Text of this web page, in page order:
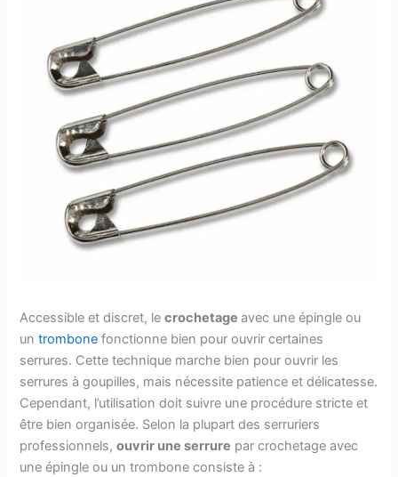
Accessible et discret, lecrochetageavec une épingle ou
untrombone fonctionne bien pour ouvrir certaines
serrures. Cette technique marche bien pour ouvrir les
serrures à goupilles, mais nécessite patience et délicatesse.
Cependant, l’utilisation doit suivre une procédure stricte et
être bien organisée. Selon la plupart des serruriers
professionnels,ouvrir une serrure par crochetage avec
une épingle ou un trombone consiste à :